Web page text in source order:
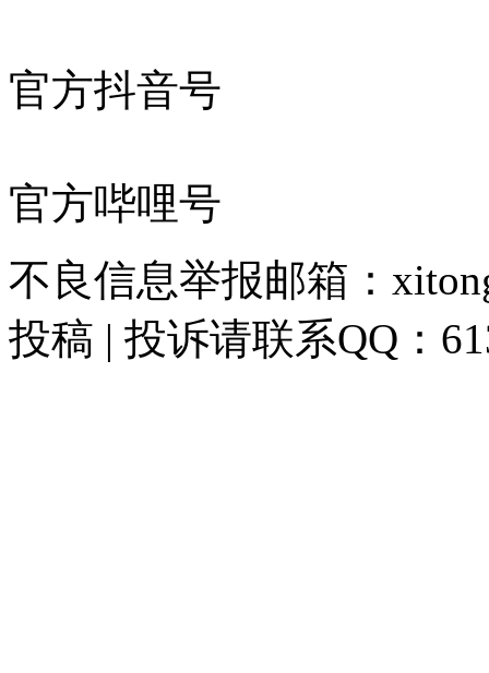
官方抖音号
官方哔哩号
不良信息举报邮箱：
投稿 | 投诉请联系QQ：